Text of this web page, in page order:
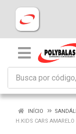
INÍCIO
H.KIDS CARS